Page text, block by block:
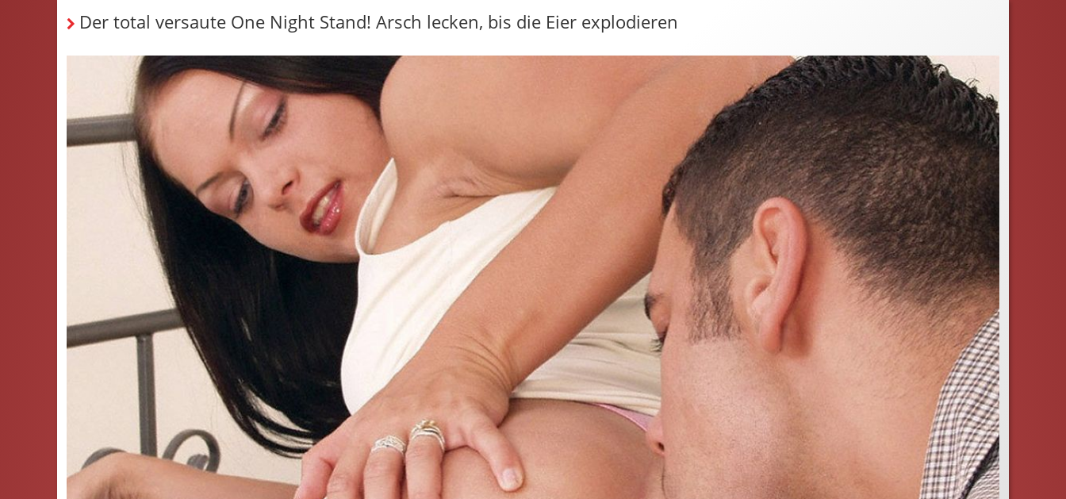
Der total versaute One Night Stand! Arsch lecken, bis die Eier explodieren